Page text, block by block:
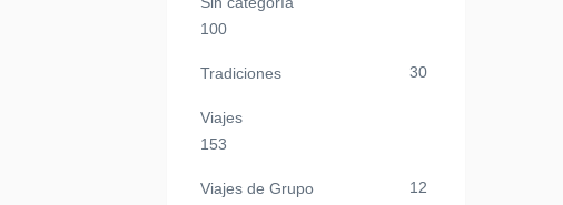
100
Tradiciones 30
Viajes
153
Viajes de Grupo 12